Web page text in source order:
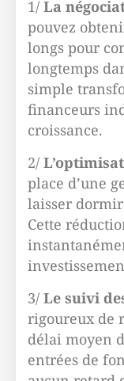
1/ La
pouvez
longs pour
longtemps
simple
financeurs
croissance.
2/
place d’une
laisser
Cette
3/ Le suivi
rigoureux de
délai moyen
entrées de